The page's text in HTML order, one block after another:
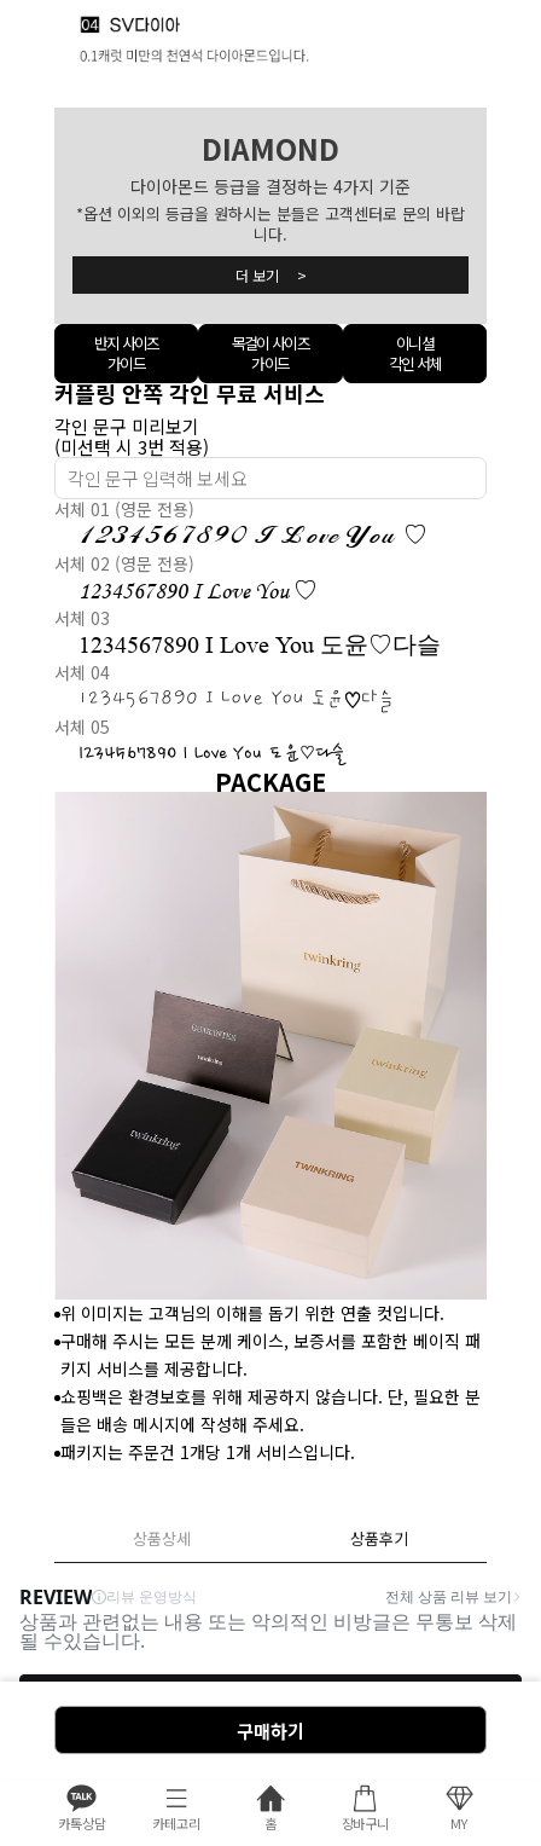
카톡상담 카테고리 홈 장바구니 MY
구매하기
DIAMOND
다이아몬드 등급을 결정하는 4가지 기준
*옵션 이외의 등급을 원하시는 분들은 고객센터로 문의 바랍
니다.
더 보기 >
반지 사이즈
가이드
목걸이 사이즈
가이드
이니셜
각인 서체
커플링 안쪽 각인 무료 서비스
각인 문구 미리보기
(미선택 시 3번 적용)
서체 01 (영문 전용)
1234567890 I Love You ♡
서체 02 (영문 전용)
1234567890 I Love You ♡
서체 03
1234567890 I Love You 도윤♡다슬
서체 04
1234567890 I Love You 도윤♡다슬
서체 05
1234567890 I Love You 도윤♡다슬
PACKAGE
위 이미지는 고객님의 이해를 돕기 위한 연출 컷입니다.
구매해 주시는 모든 분께 케이스, 보증서를 포함한 베이직 패
키지 서비스를 제공합니다.
쇼핑백은 환경보호를 위해 제공하지 않습니다. 단, 필요한 분
들은 배송 메시지에 작성해 주세요.
패키지는 주문건 1개당 1개 서비스입니다.
상품상세 상품후기